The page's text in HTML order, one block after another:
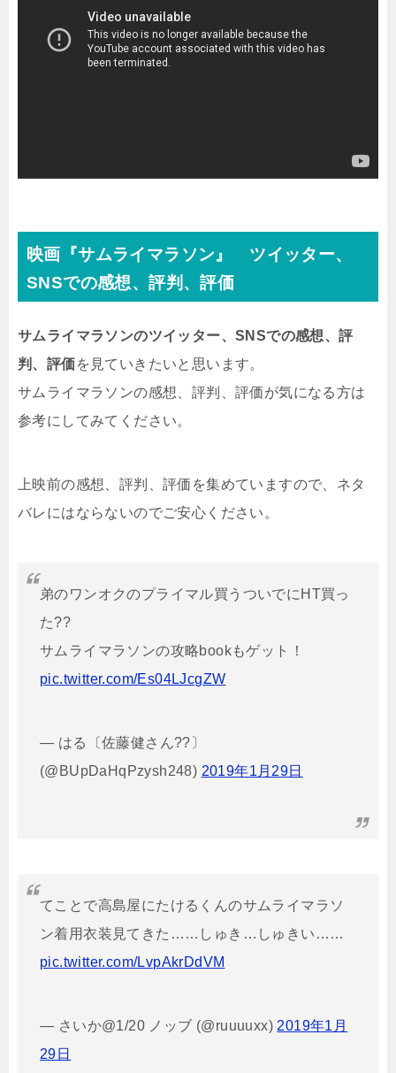
映画『サムライマラソン』 ツイッター、
SNSでの感想、評判、評価
サムライマラソンのツイッター、SNSでの感想、評
判、評価を見ていきたいと思います。
サムライマラソンの感想、評判、評価が気になる方は
参考にしてみてください。
上映前の感想、評判、評価を集めていますので、ネタ
バレにはならないのでご安心ください。
弟のワンオクのプライマル買うついでにHT買っ
た??
サムライマラソンの攻略bookもゲット！
pic.twitter.com/Es04LJcgZW
— はる〔佐藤健さん??〕
(@BUpDaHqPzysh248) 2019年1月29日
てことで高島屋にたけるくんのサムライマラソ
ン着用衣装見てきた……しゅき…しゅきい……
pic.twitter.com/LvpAkrDdVM
— さいか@1/20 ノッブ (@ruuuuxx) 2019年1月
29日